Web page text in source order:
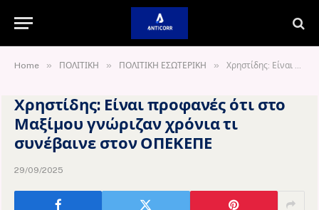
Home » ΠΟΛΙΤΙΚΗ » ΠΟΛΙΤΙΚΗ ΕΣΩΤΕΡΙΚΗ » Χρηστίδης: Είναι προφανές ότι στο Μαξίμου γνώριζαν χρόνια τι συνέβαινε στον ΟΠΕΚΕΠΕ
Χρηστίδης: Είναι προφανές ότι στο
Μαξίμου γνώριζαν χρόνια τι
συνέβαινε στον ΟΠΕΚΕΠΕ
29/09/2025